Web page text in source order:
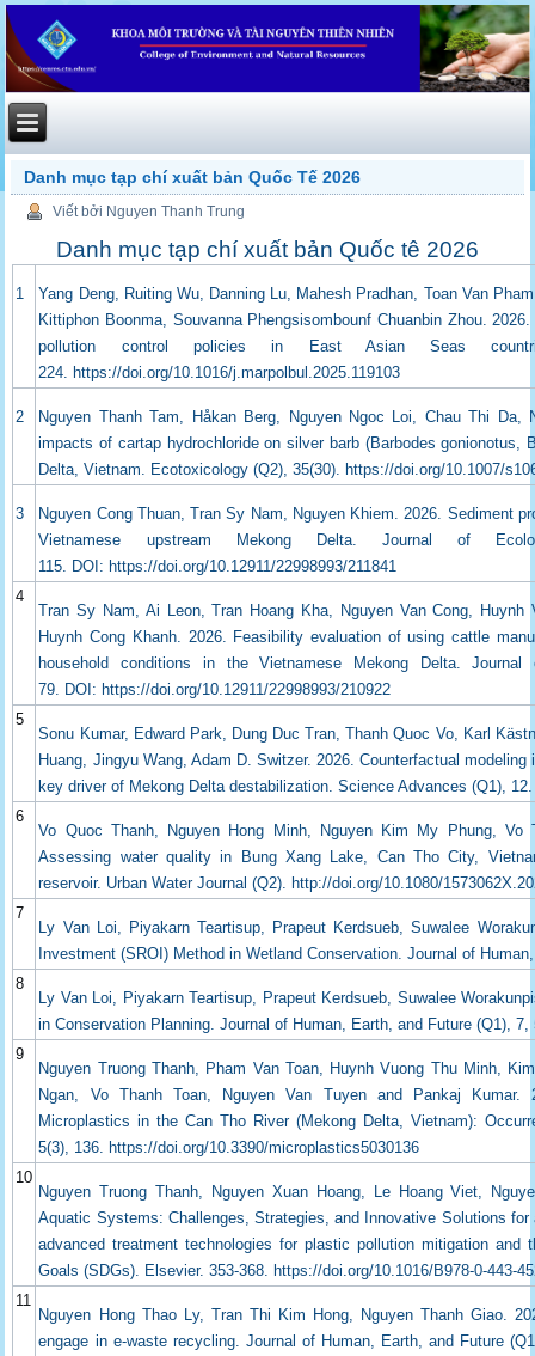
Danh mục tạp chí xuất bản Quốc Tế 2026
Viết bởi Nguyen Thanh Trung
Danh mục tạp chí xuất bản Quốc tê 2026
1
Yang Deng, Ruiting Wu, Danning Lu, Mahesh Pradhan, Toan Van
Kittiphon Boonma, Souvanna PhengsisombounfChuanbin Zhou.
pollution controlpolicies in East Asian Seas
224.
https://doi.org/10.1016/j.marpolbul.2025.119103
2
Nguyen Thanh Tam, Håkan Berg, Nguyen Ngoc Loi, Chau Thi Da,
impacts of cartap hydrochloride on silver barb (Barbodes gonionotus,
Delta,Vietnam. Ecotoxicology (Q2), 35(30). https://doi.org/10.1007/
3
Nguyen Cong Thuan, Tran Sy Nam, Nguyen Khiem. 2026. Sediment
Vietnamese upstream Mekong Delta. Journal of
115. DOI: https://doi.org/10.12911/22998993/211841
4
Tran Sy Nam, Ai Leon, Tran Hoang Kha, Nguyen Van Cong,
Huynh Cong Khanh. 2026. Feasibility evaluation of using cattle
household conditions in the Vietnamese Mekong Delta.
79.
DOI: https://doi.org/10.12911/22998993/210922
5
Sonu Kumar, Edward Park, Dung Duc Tran, Thanh Quoc Vo, Karl
Huang, Jingyu Wang, Adam D. Switzer. 2026. Counterfactual
key driver of Mekong Delta destabilization. Science Advances (Q1),
6
Vo Quoc Thanh, Nguyen Hong Minh, Nguyen Kim My Phung, Vo
Assessing water quality in Bung Xang Lake, Can Tho City,
reservoir. Urban Water Journal (Q2). http://doi.org/10.1080/
7
Ly Van Loi, Piyakarn Teartisup, Prapeut Kerdsueb, Suwalee
Investment (SROI) Method in Wetland Conservation. Journal of
8
Ly Van Loi, Piyakarn Teartisup, Prapeut Kerdsueb, Suwalee
in Conservation Planning. Journal of Human, Earth, and Future (Q1), 7,
9
Nguyen Truong Thanh, Pham Van Toan, Huynh Vuong Thu Minh,
Ngan, Vo Thanh Toan, Nguyen Van Tuyen and Pankaj Kumar.
Microplastics in the Can Tho River (Mekong Delta, Vietnam):
5(3), 136. https://doi.org/10.3390/microplastics5030136
10
Nguyen Truong Thanh, Nguyen Xuan Hoang, Le Hoang Viet,
Aquatic Systems: Challenges, Strategies, and Innovative Solutions
advanced treatment technologies for plastic pollution mitigation and
Goals (SDGs). Elsevier. 353-368. https://doi.org/10.1016/B978-0-443-
11
Nguyen Hong Thao Ly, Tran Thi Kim Hong, Nguyen Thanh Giao.
engage in e-waste recycling. Journal of Human, Earth, and Future